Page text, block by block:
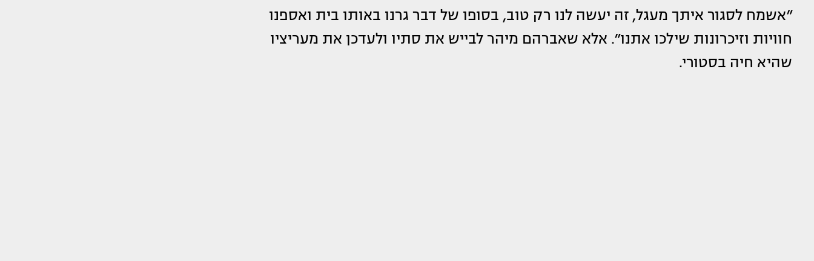
״אשמח לסגור איתך מעגל, זה יעשה לנו רק טוב, בסופו של דבר גרנו באותו בית ואספנו
חוויות וזיכרונות שילכו אתנו״. אלא שאברהם מיהר לבייש את סתיו ולעדכן את מעריציו
שהיא חיה בסטורי.